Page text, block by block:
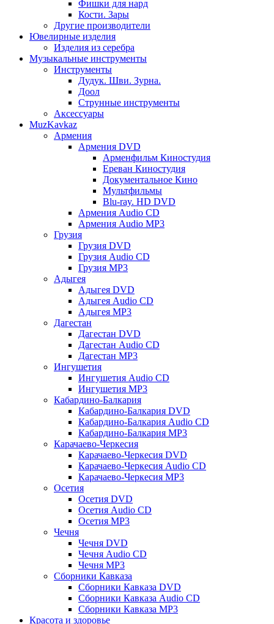
Фишки для нард
Кости. Зары
Другие производители
Ювелирные изделия
Изделия из серебра
Музыкальные инструменты
Инструменты
Дудук. Шви. Зурна.
Доол
Струнные инструменты
Аксессуары
MuzKavkaz
Армения
Армения DVD
Арменфильм Киностудия
Ереван Киностудия
Документальное Кино
Мультфильмы
Blu-ray. HD DVD
Армения Audio CD
Армения Audio MP3
Грузия
Грузия DVD
Грузия Audio CD
Грузия MP3
Адыгея
Адыгея DVD
Адыгея Audio CD
Адыгея MP3
Дагестан
Дагестан DVD
Дагестан Audio CD
Дагестан MP3
Ингушетия
Ингушетия Audio CD
Ингушетия MP3
Кабардино-Балкария
Кабардино-Балкария DVD
Кабардино-Балкария Audio CD
Кабардино-Балкария MP3
Карачаево-Черкесия
Карачаево-Черкесия DVD
Карачаево-Черкесия Audio CD
Карачаево-Черкесия MP3
Осетия
Осетия DVD
Осетия Audio CD
Осетия MP3
Чечня
Чечня DVD
Чечня Audio CD
Чечня MP3
Сборники Кавказа
Сборники Кавказа DVD
Сборники Кавказа Audio CD
Сборники Кавказа MP3
Красота и здоровье